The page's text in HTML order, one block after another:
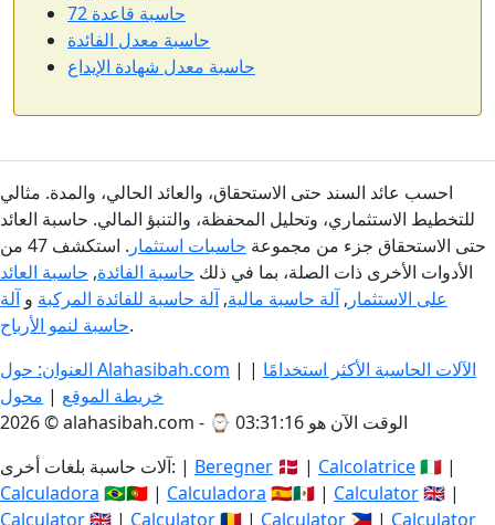
حاسبة قاعدة 72
حاسبة معدل الفائدة
حاسبة معدل شهادة الإيداع
احسب عائد السند حتى الاستحقاق، والعائد الحالي، والمدة. مثالي
للتخطيط الاستثماري، وتحليل المحفظة، والتنبؤ المالي. حاسبة العائد
حتى الاستحقاق جزء من مجموعة حاسبات استثمار
. استكشف 47 من
الأدوات الأخرى ذات الصلة، بما في ذلك حاسبة الفائدة, حاسبة العائد
على الاستثمار , آلة حاسبة مالية, آلة حاسبة للفائدة المركبة و آلة
حاسبة لنمو الأرباح.
العنوان: حول Alahasibah.com | الآلات الحاسبة الأكثر استخدامًا |
خريطة الموقع | محول
2026 © alahasibah.com - ⌚
الوقت الآن هو 03:31:16
آلات حاسبة بلغات أخرى: | Beregner 🇩🇰 | Calcolatrice🇮🇹 |
Calculadora 🇧🇷🇵🇹 | Calculadora 🇪🇸🇲🇽 | Calculator🇬🇧 |
Calculator🇬🇧 | Calculator🇷🇴 | Calculator 🇵🇭 | Calculator